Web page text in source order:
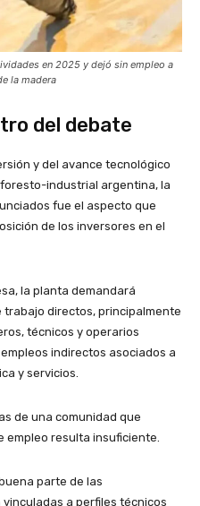
en 2025 y dejó sin empleo a
la madera
del debate
y del avance tecnológico
industrial argentina, la
fue el aspecto que
de los inversores en el
la planta demandará
directos, principalmente
técnicos y operarios
indirectos asociados a
y servicios.
de una comunidad que
empleo resulta insuficiente.
parte de las
a perfiles técnicos